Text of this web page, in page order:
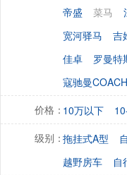
帝盛
菜马
宽河驿马
吉
佳卓
罗曼特
寇驰曼
价格：10万以下
级别：拖挂式A型
越野房车
自